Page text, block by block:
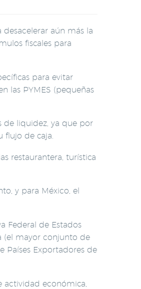
aún más la
fiscales para
para evitar
las PYMES (pequeñas
de liquidez, ya que por
flujo de caja.
restaurantera, turística
y para México, el
Federal de Estados
(el mayor conjunto de
Países Exportadores de
actividad económica,